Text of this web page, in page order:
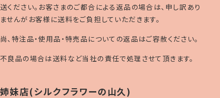
送ください。お客さまのご都合による返品の場合は、申し訳あり
ませんがお客様に送料をご負担していただきます。
尚、特注品・使用品・特売品についての返品はご容赦ください。
不良品の場合は送料など当社の責任で処理させて頂きます。
姉妹店(シルクフラワーの山久)